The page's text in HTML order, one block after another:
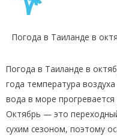
Погода в Таиланде в
Погода в Таиланде в
года температура
вода в море
Октябрь — это
сухим сезоном, поэтому